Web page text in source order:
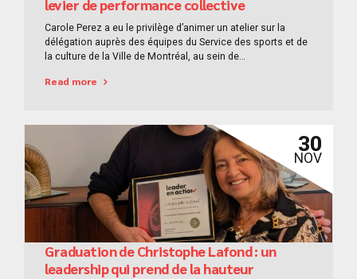
levier de performance collective
Carole Perez a eu le privilège d’animer un atelier sur la
délégation auprès des équipes du Service des sports et de
la culture de la Ville de Montréal, au sein de
échanges francs.Et surtout, une réalité terrain abordée
Read more
30
NOV
Graduation de Christophe Lafond : un
leadership qui prend de la hauteur